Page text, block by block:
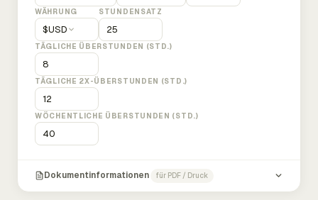
WÄHRUNG
$USD
STUNDENSATZ
TÄGLICHE ÜBERSTUNDEN (STD.)
TÄGLICHE 2X-ÜBERSTUNDEN (STD.)
WÖCHENTLICHE ÜBERSTUNDEN (STD.)
Dokumentinformationen für PDF / Druck